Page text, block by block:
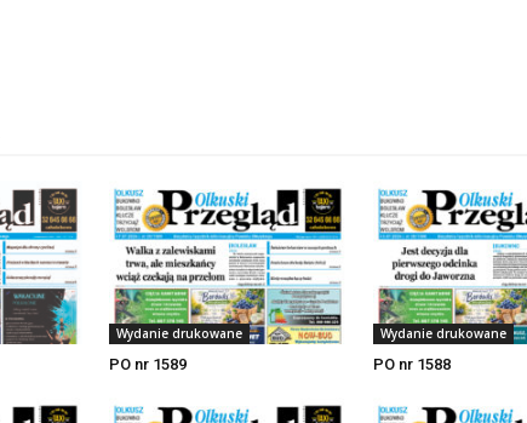
Wydanie drukowane
PO nr 1589
Wydanie drukowane
PO nr 1588